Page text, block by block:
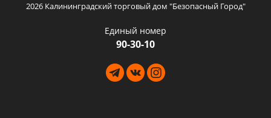
2026 Калининградский торговый дом "Безопасный Город"
Единый номер
90-30-10